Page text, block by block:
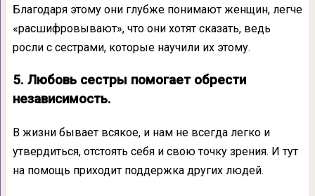
Благодаря этому они глубже понимают женщин, легче
«расшифровывают», что они хотят сказать, ведь
росли с сестрами, которые научили их этому.
5. Любовь сестры помогает обрести
независимость.
В жизни бывает всякое, и нам не всегда легко и
утвердиться, отстоять себя и свою точку зрения. И тут
на помощь приходит поддержка других людей.